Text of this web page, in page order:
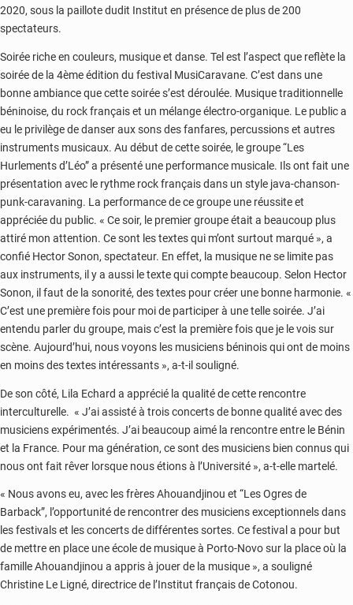
2020, sous la paillote dudit Institut en présence de plus de 200
spectateurs.
Soirée riche en couleurs, musique et danse. Tel est l’aspect que reflète la
soirée de la 4ème édition du festival MusiCaravane. C’est dans une
bonne ambiance que cette soirée s’est déroulée. Musique traditionnelle
béninoise, du rock français et un mélange électro-organique. Le public a
eu le privilège de danser aux sons des fanfares, percussions et autres
instruments musicaux. Au début de cette soirée, le groupe “Les
Hurlements d’Léo” a présenté une performance musicale. Ils ont fait une
présentation avec le rythme rock français dans un style java-chanson-
punk-caravaning. La performance de ce groupe une réussite et
appréciée du public. « Ce soir, le premier groupe était a beaucoup plus
attiré mon attention. Ce sont les textes qui m’ont surtout marqué », a
confié Hector Sonon, spectateur. En effet, la musique ne se limite pas
aux instruments, il y a aussi le texte qui compte beaucoup. Selon Hector
Sonon, il faut de la sonorité, des textes pour créer une bonne harmonie. «
C’est une première fois pour moi de participer à une telle soirée. J’ai
entendu parler du groupe, mais c’est la première fois que je le vois sur
scène. Aujourd’hui, nous voyons les musiciens béninois qui ont de moins
en moins des textes intéressants », a-t-il souligné.
De son côté, Lila Echard a apprécié la qualité de cette rencontre
interculturelle. « J’ai assisté à trois concerts de bonne qualité avec des
musiciens expérimentés. J’ai beaucoup aimé la rencontre entre le Bénin
et la France. Pour ma génération, ce sont des musiciens bien connus qui
nous ont fait rêver lorsque nous étions à l’Université », a-t-elle martelé.
« Nous avons eu, avec les frères Ahouandjinou et “Les Ogres de
Barback”, l’opportunité de rencontrer des musiciens exceptionnels dans
les festivals et les concerts de différentes sortes. Ce festival a pour but
de mettre en place une école de musique à Porto-Novo sur la place où la
famille Ahouandjinou a appris à jouer de la musique », a souligné
Christine Le Ligné, directrice de l’Institut français de Cotonou.